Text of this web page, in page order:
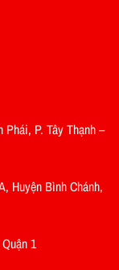
Phái, P. Tây Thạnh –
Huyện Bình Chánh,
1